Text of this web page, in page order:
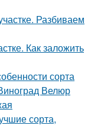
Разбиваем
Как заложить
сорта
Велюр
сорта,